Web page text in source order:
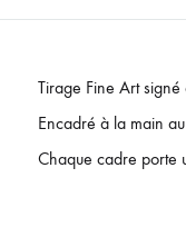
Tirage Fine Art
Encadré à la main
Chaque cadre porte